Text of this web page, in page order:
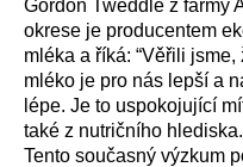
Gordon Tweddle z farmy
okrese je producentem
mléka a říká: “Věřili
mléko je pro nás lepší a
lépe. Je to uspokojující
také z nutričního
Tento současný výzkum